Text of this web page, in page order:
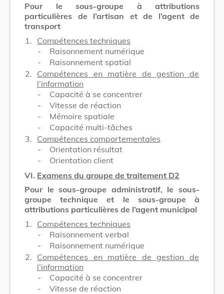
Pour le sous-groupe à attributions
particulières de l’artisan et de l’agent de
transport
1. Compétences techniques
-
Raisonnement numérique
-
Raisonnement spatial
2. Compétences en matière de gestion de
l’information
-
Capacité à se concentrer
-
Vitesse de réaction
-
Mémoire spatiale
-
Capacité multi-tâches
3. Compétences comportementales
-
Orientation résultat
-
Orientation client
VI. Examens du groupe de traitement D2
Pour le sous-groupe administratif, le sous-
groupe technique et le sous-groupe à
attributions particulières de l’agent municipal
1. Compétences techniques
-
Raisonnement verbal
-
Raisonnement numérique
2. Compétences en matière de gestion de
l’information
-
Capacité à se concentrer
-
Vitesse de réaction